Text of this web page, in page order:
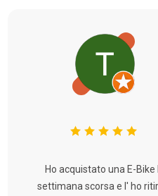
Ho acquistato una E-Bike
settimana scorsa e l' ho